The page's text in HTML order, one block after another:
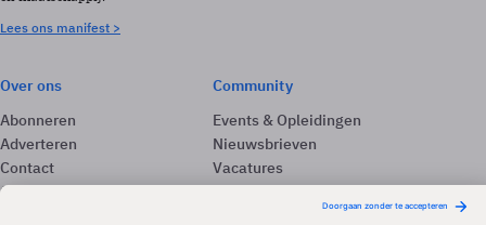
Lees ons manifest >
Over ons
Abonneren
Adverteren
Contact
Colofon
Community
Events & Opleidingen
Nieuwsbrieven
Vacatures
Whitepapers